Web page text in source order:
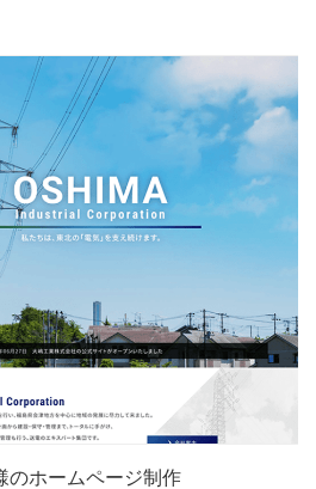
のホームページ制作